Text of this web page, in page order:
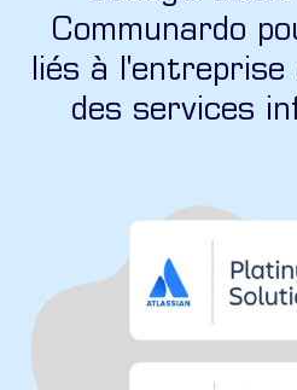
Communardo
liés à
des services